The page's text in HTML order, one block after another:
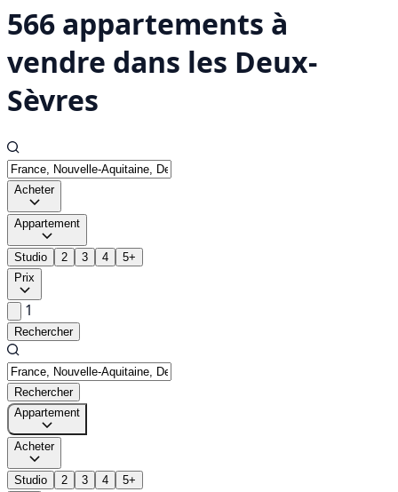
566 appartements à
vendre dans les Deux-
Sèvres
Acheter
Appartement
Studio 2 3 4
5+
Prix
1
Rechercher
Rechercher
Appartement
Acheter
Studio 2 3 4 5+